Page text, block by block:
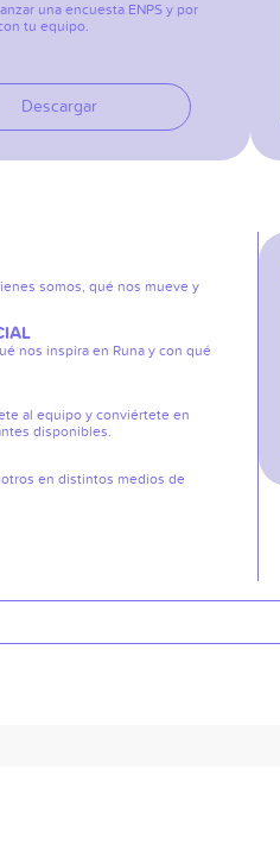
una encuesta ENPS y por
tu equipo.
Descargar
somos, qué nos mueve y
nos inspira en Runa y con qué
al equipo y conviértete en
disponibles.
en distintos medios de